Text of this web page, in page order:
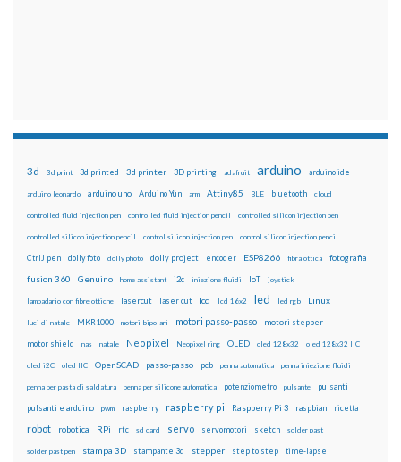
3d 3d print 3d printed 3d printer 3D printing adafruit arduino arduino ide
arduino leonardo arduino uno Arduino Yún arm Attiny85 BLE bluetooth cloud
controlled fluid injection pen controlled fluid injection pencil controlled silicon injection pen
controlled silicon injection pencil control silicon injection pen control silicon injection pencil
CtrlJ pen dolly foto dolly photo dolly project encoder ESP8266 fibra ottica fotografia
fusion 360 Genuino home assistant i2c iniezione fluidi IoT joystick
lampadario con fibre ottiche lasercut laser cut lcd lcd 16x2 led led rgb Linux
luci di natale MKR1000 motori bipolari motori passo-passo motori stepper
motor shield nas natale Neopixel Neopixel ring OLED oled 128x32 oled 128x32 IIC
oled i2C oled IIC OpenSCAD passo-passo pcb penna automatica penna iniezione fluidi
penna per pasta di saldatura penna per silicone automatica potenziometro pulsante pulsanti
pulsanti e arduino pwm raspberry raspberry pi Raspberry Pi 3 raspbian ricetta
robot robotica RPi rtc sd card servo servomotori sketch solder past
solder past pen stampa 3D stampante 3d stepper step to step time-lapse